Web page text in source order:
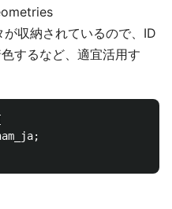
収納されているので、ID
するなど、適宜活用す